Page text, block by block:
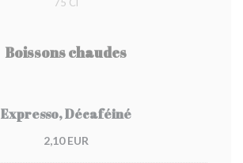
Boissons chaudes
Expresso, Décaféiné
2,10 EUR